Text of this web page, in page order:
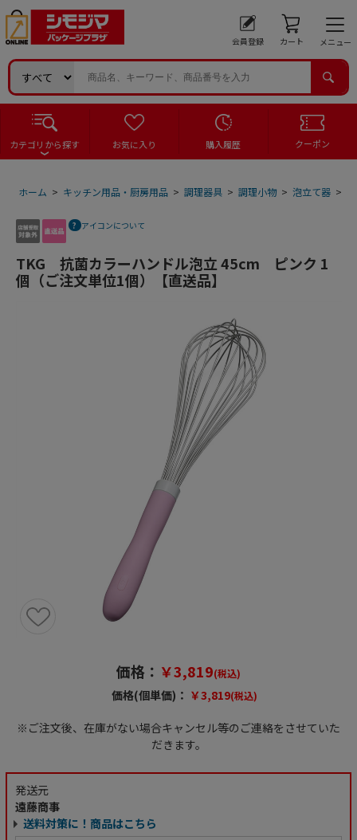
会員登録 カート メニュー
カテゴリから探す お気に入り 購入履歴 クーポン
ホーム > キッチン用品・厨房用品 > 調理器具 > 調理小物 > 泡立て器 >
アイコンについて
TKG 抗菌カラーハンドル泡立 45cm ピンク 1
個（ご注文単位1個）【直送品】
価格： ￥3,819(税込)
価格(個単価)： ￥3,819(税込)
※ご注文後、在庫がない場合キャンセル等のご連絡をさせていた
だきます。
発送元
遠藤商事
送料対策に！商品はこちら